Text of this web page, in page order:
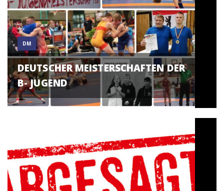
DM
DEUTSCHER MEISTERSCHAFTEN DER
B- JUGEND